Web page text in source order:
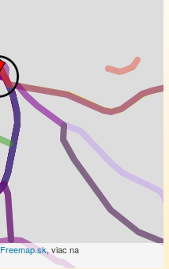
Freemap.sk, viac na